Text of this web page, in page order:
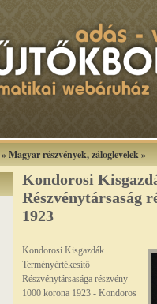
»Magyar részvények, záloglevelek»
Kondorosi
Részvénytársaság
1923
Kondorosi Kisgazdák
Terményértékesítő
Részvénytársasága részvény
1000 korona 1923 - Kondoros